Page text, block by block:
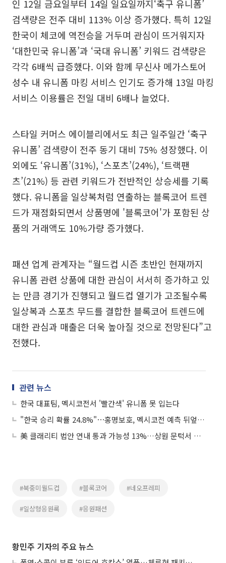
인 12일 금요일부터 14일 일요일까지‘축구 유니폼’
검색량은 전주 대비 113% 이상 증가했다. 특히 12일
한국이 체코에 역전승을 거두며 관심이 뜨거워지자
‘대한민국 유니폼’과 ‘국대 유니폼’ 키워드 검색량은
각각 6배씩 급증했다. 이와 함께 무신사 메가스토어
성수 내 유니폼 마킹 서비스 인기도 증가해 13일 마킹
서비스 이용률은 전일 대비 6배나 늘었다.
스타일 커머스 에이블리에서도 최근 일주일간 ‘축구
유니폼’ 검색량이 전주 동기 대비 75% 성장했다. 이
외에도 ‘유니폼’(31%), ‘스포츠’(24%), ‘트랙팬
츠’(21%) 등 관련 키워드가 전반적인 상승세를 기록
했다. 유니폼을 일상복처럼 연출하는 블록코어 트렌
드가 재점화되면서 상품명에 '블록코어'가 포함된 상
품의 거래액도 10%가량 증가했다.
패션 업계 관계자는 “월드컵 시즌 초반인 현재까지
유니폼 관련 상품에 대한 관심이 서서히 증가하고 있
는 만큼 경기가 진행되고 월드컵 열기가 고조될수록
일상복과 스포츠 무드를 결합한 블록코어 트렌드에
대한 관심과 매출은 더욱 높아질 것으로 전망된다”고
전했다.
관련 뉴스
한국 대표팀, 멕시코전서 '빨간색' 유니폼 못 입는다
"한국 승리 확률 24.8%"⋯홍명보호, 멕시코전 예측 뒤엎을까
美 클래리티 법안 연내 통과 가능성 13%…상원 문턱서 제동
#북중미월드컵 #블록코어 #네오프레피
#일상형응원룩 #응원패션
황민주 기자의 주요 뉴스